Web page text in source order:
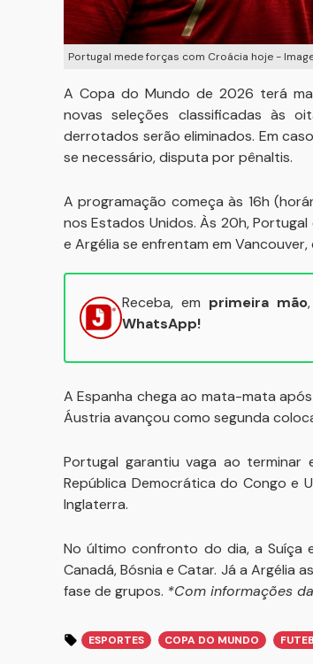
Portugal mede forças com Croácia hoje -
A Copa do Mundo de 2026 terá
novas seleções classificadas às
derrotados serão eliminados. Em
se necessário, disputa por pênaltis.
A programação começa às 16h
nos Estados Unidos. Às 20h,
e Argélia se enfrentam em
Receba, em primeira mão
WhatsApp!
A Espanha chega ao mata-mata
Áustria avançou como segunda
Portugal garantiu vaga ao terminar
República Democrática do Congo e
Inglaterra.
No último confronto do dia, a Suíça
Canadá, Bósnia e Catar. Já a Argélia
fase de grupos. *Com informações
ESPORTES COPA DO MUNDO